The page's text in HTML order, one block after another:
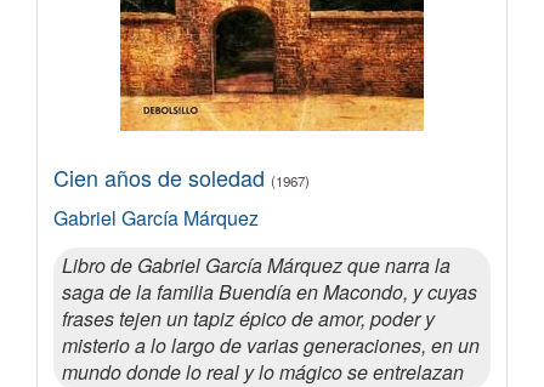
Cien años de soledad (1967)
Gabriel García Márquez
Libro de Gabriel García Márquez que narra la
saga de la familia Buendía en Macondo, y cuyas
frases tejen un tapiz épico de amor, poder y
misterio a lo largo de varias generaciones, en un
mundo donde lo real y lo mágico se entrelazan